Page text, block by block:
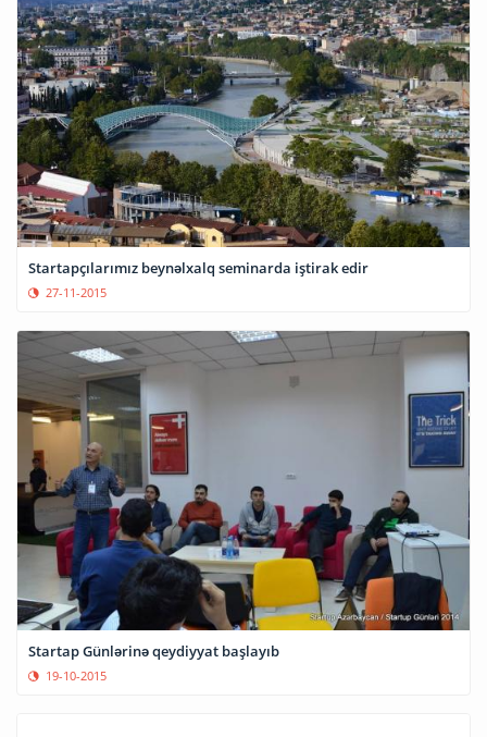
Startapçılarımız beynəlxalq seminarda iştirak edir
27-11-2015
Startap Günlərinə qeydiyyat başlayıb
19-10-2015